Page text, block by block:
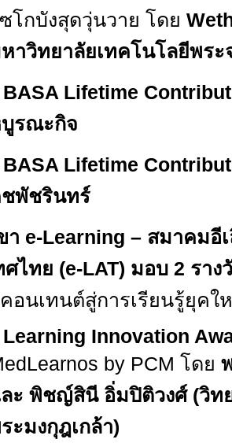
โกบังสุดวุ่นวาย โดย
าวิทยาลัยเทคโนโลยีพระ
BASA Lifetime
รณะกิจ
BASA Lifetime
พัชรินทร์
า e-Learning – สมาคมอี
ศไทย (e-LAT) มอบ 2 ราง
อนเทนต์สู่การเรียนรู้ยุคใ
Learning Innovation
by PCM โดย
ะ พิชญ์สินี อิ่มปิติวงศ์ (วิท
ะมงกุฎเกล้า)